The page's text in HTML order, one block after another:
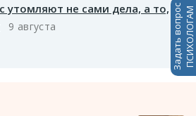
утомляют не сами дела, а то,
9 августа Задать вопросПСИХОЛОГАМ